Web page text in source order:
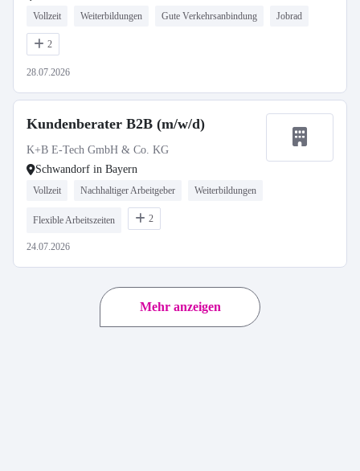
Vollzeit Weiterbildungen Gute Verkehrsanbindung Jobrad
2
28.07.2026
Kundenberater B2B (m/w/d)
K+B E-Tech GmbH & Co. KG
Schwandorf in Bayern
Vollzeit Nachhaltiger Arbeitgeber Weiterbildungen
Flexible Arbeitszeiten 2
24.07.2026
Mehr anzeigen